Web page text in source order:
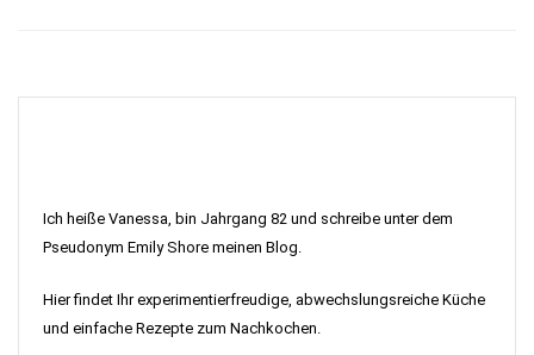
Ich heiße Vanessa, bin Jahrgang 82 und schreibe unter dem
Pseudonym Emily Shore meinen Blog.
Hier findet Ihr experimentierfreudige, abwechslungsreiche Küche
und einfache Rezepte zum Nachkochen.